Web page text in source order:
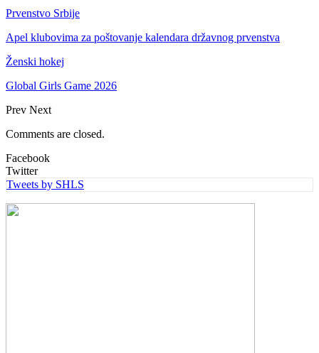
Prvenstvo Srbije
Apel klubovima za poštovanje kalendara državnog prvenstva
Ženski hokej
Global Girls Game 2026
Prev Next
Comments are closed.
Facebook
Twitter
Tweets by SHLS